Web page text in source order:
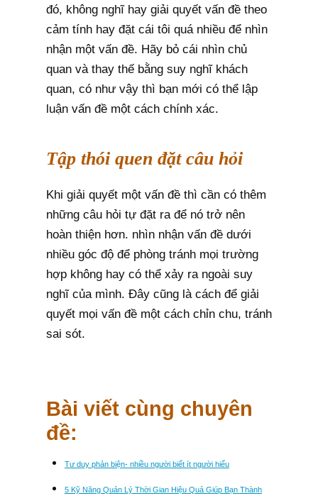
đó, không nghĩ hay giải quyết vấn đề theo
cảm tính hay đặt cái tôi quá nhiều để nhìn
nhận một vấn đề. Hãy bỏ cái nhìn chủ
quan và thay thế bằng suy nghĩ khách
quan, có như vậy thì bạn mới có thể lập
luận vấn đề một cách chính xác.
Tập thói quen đặt câu hỏi
Khi giải quyết một vấn đề thì cần có thêm
những câu hỏi tự đặt ra để nó trở nên
hoàn thiện hơn. nhìn nhận vấn đề dưới
nhiều góc độ để phòng tránh mọi trường
hợp không hay có thể xảy ra ngoài suy
nghĩ của mình. Đây cũng là cách để giải
quyết mọi vấn đề một cách chỉn chu, tránh
sai sót.
Bài viết cùng chuyên
đề:
Tư duy phản biện- nhiều người biết ít người hiểu
5 Kỹ Năng Quản Lý Thời Gian Hiệu Quả Giúp Bạn Thành